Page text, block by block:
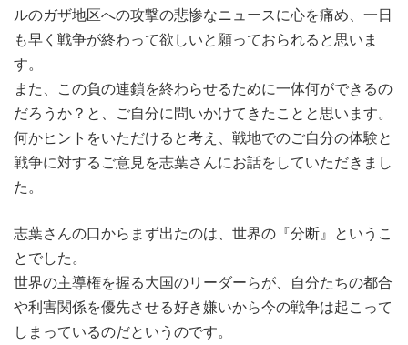
ルのガザ地区への攻撃の悲惨なニュースに心を痛め、一日
も早く戦争が終わって欲しいと願っておられると思いま
す。
また、この負の連鎖を終わらせるために一体何ができるの
だろうか？と、ご自分に問いかけてきたことと思います。
何かヒントをいただけると考え、戦地でのご自分の体験と
戦争に対するご意見を志葉さんにお話をしていただきまし
た。
志葉さんの口からまず出たのは、世界の『分断』というこ
とでした。
世界の主導権を握る大国のリーダーらが、自分たちの都合
や利害関係を優先させる好き嫌いから今の戦争は起こって
しまっているのだというのです。